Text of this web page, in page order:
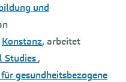
und
Konstanz, arbeitet
Studies,
gesundheitsbezogene